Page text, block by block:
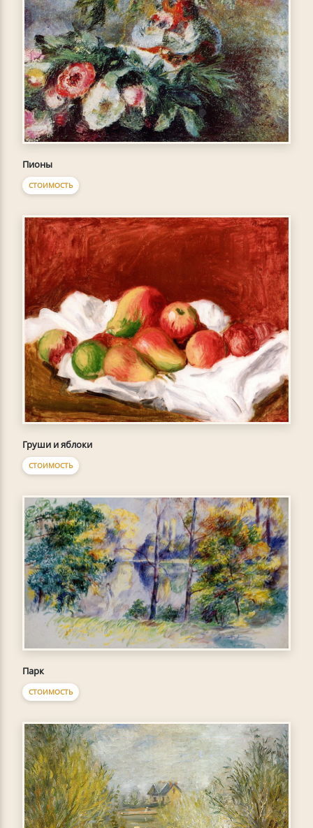
Пионы
СТОИМОСТЬ
Груши и яблоки
СТОИМОСТЬ
Парк
СТОИМОСТЬ